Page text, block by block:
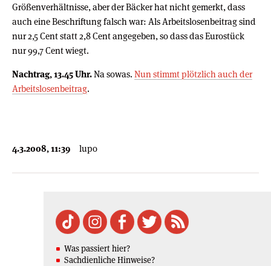
Größenverhältnisse, aber der Bäcker hat nicht gemerkt, dass
auch eine Beschriftung falsch war: Als Arbeitslosenbeitrag sind
nur 2,5 Cent statt 2,8 Cent angegeben, so dass das Eurostück
nur 99,7 Cent wiegt.
Nachtrag, 13.45 Uhr.Na sowas. Nun stimmt plötzlich auch der
Arbeitslosenbeitrag.
4.3.2008, 11:39 lupo
Was passiert hier?
Sachdienliche Hinweise?